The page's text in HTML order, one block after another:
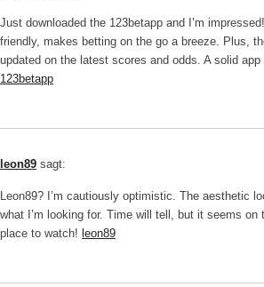
Just downloaded the 123betapp and I’m
friendly, makes betting on the go a breeze. Plus,
updated on the latest scores and odds. A solid
123betapp
leon89 sagt:
Leon89? I’m cautiously optimistic. The aesthetic
what I’m looking for. Time will tell, but it seems on
place to watch! leon89